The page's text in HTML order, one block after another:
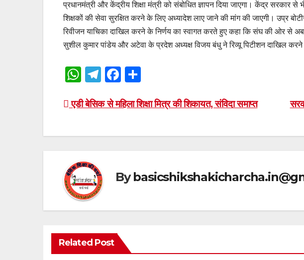
प्रधानमंत्री और केंद्रीय शिक्षा मंत्री को संबोधित ज्ञापन दिया जाएगा। केंद्र सरकार से
शिक्षकों की सेवा सुरक्षित करने के लिए अध्यादेश लाए जाने की मांग की जाएगी। उप्र
रिवीजन याचिका दाखिल करने के निर्णय का स्वागत करते हुए कहा कि संघ की ओर से अब
सुशील कुमार पांडेय और अटेवा के प्रदेश अध्यक्ष विजय बंधु ने रिव्यू पिटीशन दाखिल करने
W
at
A
p
T
e
a
F
c
b
o
k
ar
Post
एडी बेसिक से महिला शिक्षा मित्र की शिकायत, संविदा समाप्त
By
Related Post